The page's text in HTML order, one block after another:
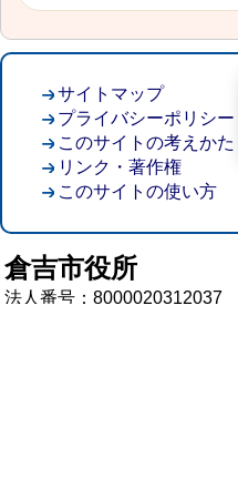
サイトマップ
プライバシーポリシー
このサイトの考えかた
リンク・著作権
このサイトの使い方
倉吉市役所
法人番号：8000020312037